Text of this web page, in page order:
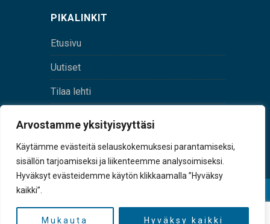
Arvostamme yksityisyyttäsi
Käytämme evästeitä selauskokemuksesi parantamiseksi,
sisällön tarjoamiseksi ja liikenteemme analysoimiseksi.
Hyväksyt evästeidemme käytön klikkaamalla ”Hyväksy
kaikki”.
Mukauta Hyväksy kaikki
PIKALINKIT
Etusivu
Uutiset
Tilaa lehti
tunnus 0167229-8